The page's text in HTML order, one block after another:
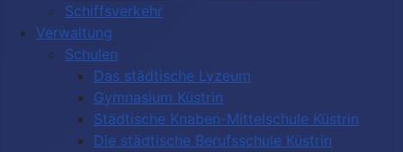
Schiffsverkehr
Verwaltung
Schulen
Das städtische Lyzeum
Gymnasium Küstrin
Städtische Knaben-Mittelschule Küstrin
Die städtische Berufsschule Küstrin